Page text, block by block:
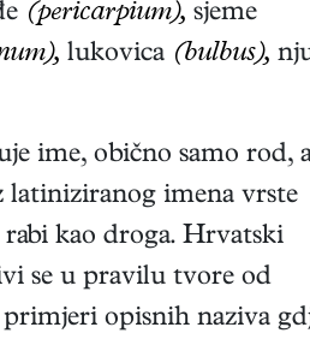
(pericarpium), sjeme
lukovica (bulbus),
ime, obično samo rod,
latiniziranog imena vrste
kao droga. Hrvatski
se u pravilu tvore od
opisnih naziva